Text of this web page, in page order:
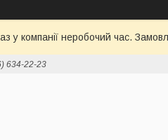
у компанії неробочий час.
634-22-23